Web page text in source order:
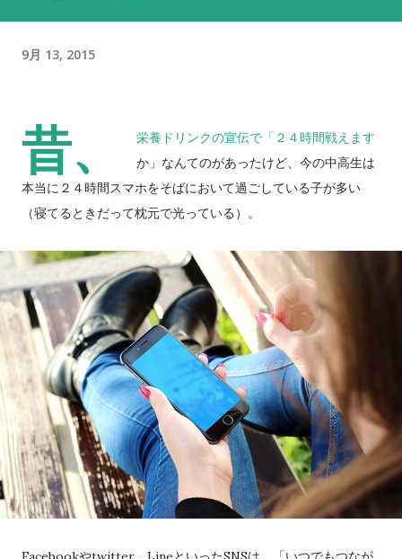
9月 13, 2015
昔、
栄養ドリンクの宣伝で「２４時間戦えます
か」なんてのがあったけど、今の中高生は
本当に２４時間スマホをそばにおいて過ごしている子が多い
（寝てるときだって枕元で光っている）。